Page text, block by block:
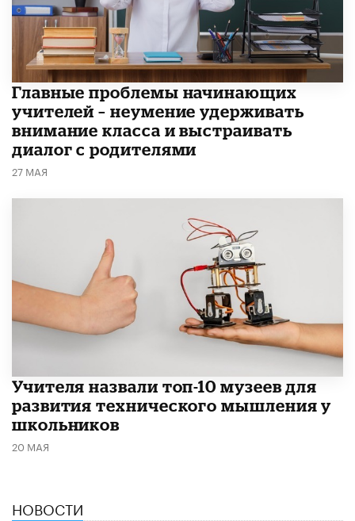
Главные проблемы начинающих
учителей – неумение удерживать
внимание класса и выстраивать
диалог с родителями
27 МАЯ
​Учителя назвали топ-10 музеев для
развития технического мышления у
школьников
20 МАЯ
НОВОСТИ